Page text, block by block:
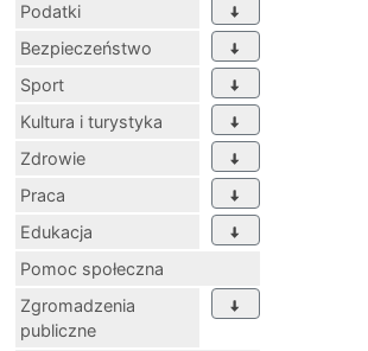
Podatki
Bezpieczeństwo
Sport
Kultura i turystyka
Zdrowie
Praca
Edukacja
Pomoc społeczna
Zgromadzenia
publiczne